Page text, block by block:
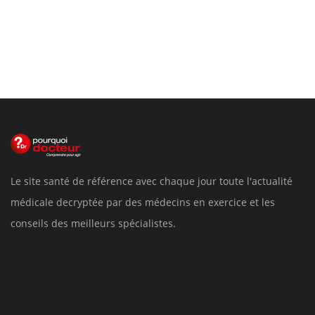
Le site santé de référence avec chaque jour toute l'actualité
médicale decryptée par des médecins en exercice et les
conseils des meilleurs spécialistes.